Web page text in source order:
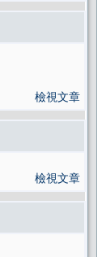
檢視文章
檢視文章